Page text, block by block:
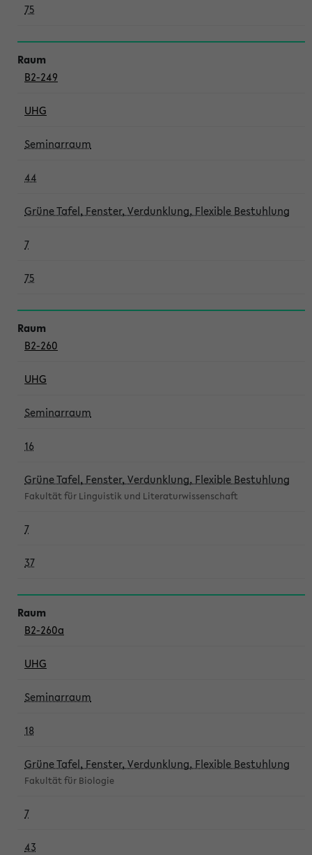
75
B2-249
UHG
Seminarraum
44
Grüne Tafel, Fenster, Verdunklung, Flexible Bestuhlung
7
75
B2-260
UHG
Seminarraum
16
Grüne Tafel, Fenster, Verdunklung, Flexible Bestuhlung
Fakultät für Linguistik und Literaturwissenschaft
7
37
B2-260a
UHG
Seminarraum
18
Grüne Tafel, Fenster, Verdunklung, Flexible Bestuhlung
Fakultät für Biologie
7
43